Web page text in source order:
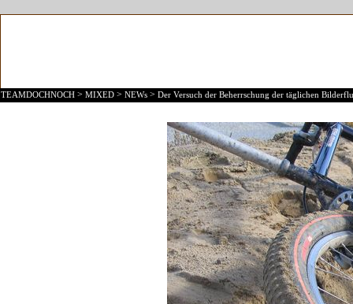
TEAMDOCHNOCH > MIXED > NEWs > Der Versuch der Beherrschung der täglichen